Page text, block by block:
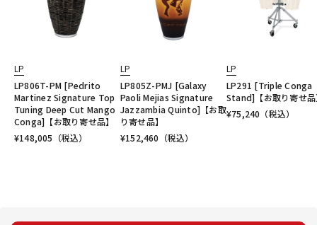
LP
LP806T-PM [Pedrito
Martinez Signature Top
Tuning Deep Cut Mango
Conga]【お取り寄せ品】
¥148,005 （税込）
LP
LP805Z-PMJ [Galaxy
Paoli Mejias Signature
Jazzambia Quinto]【お取
り寄せ品】
¥152,460 （税込）
LP
LP291 [Triple Conga
Stand]【お取り寄せ
¥75,240 （税込）